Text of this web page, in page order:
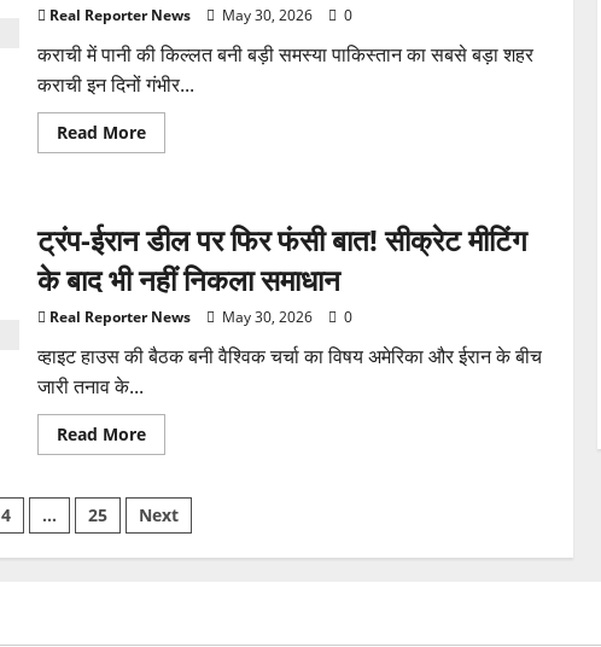
व्हाट्सऐप
आएंगे
पेड
फीचर्स,
बदल
जाएगी
अरबपतियों
Real Reporter News May 30, 2026 0
कराची में पानी की किल्लत बनी बड़ी समस्या पाकिस्तान का सबसे बड़ा शहर
कराची इन दिनों गंभीर...
Read MoreRead
more
जल
संकट:
ईद
पर
पानी
के
तरसे
लोग,
पर
विपक्ष
का
ट्रंप-ईरान डील पर फिर फंसी बात! सीक्रेट मीटिंग
के बाद भी नहीं निकला समाधान
Real Reporter News May 30, 2026 0
व्हाइट हाउस की बैठक बनी वैश्विक चर्चा का विषय अमेरिका और ईरान के बीच
जारी तनाव के...
Read MoreRead
more
ईरान
डील
पर
4 … 25 Next